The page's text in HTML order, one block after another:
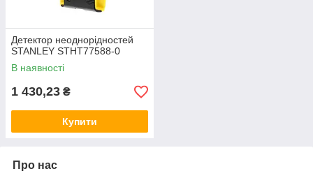
Детектор неоднорідностей
STANLEY STHT77588-0
В наявності
1 430,23 ₴
Купити
Про нас